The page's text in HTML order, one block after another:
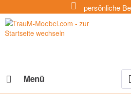
persönliche
Menü